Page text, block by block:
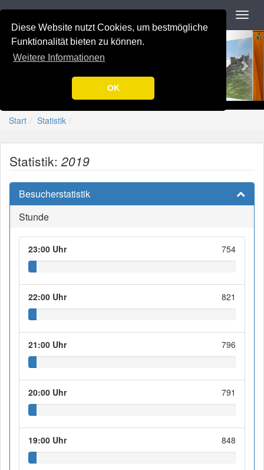
Diese Website nutzt Cookies, um bestmögliche
Funktionalität bieten zu können.
Weitere Informationen
OK
Navigation
Previous-=[Nation-7.de]=-
Start Statistik
Statistik:2019
Besucherstatistik
Stunde
23:00 Uhr 754
22:00 Uhr 821
21:00 Uhr 796
20:00 Uhr 791
19:00 Uhr 848